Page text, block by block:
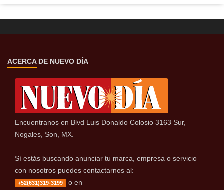
ACERCA DE NUEVO DÍA
Encuentranos en Blvd Luis Donaldo Colosio 3163 Sur,
Nogales, Son, MX.
Sí estás buscando anunciar tu marca, empresa o servicio
con nosotros puedes contactarnos al:
+52(631)319-3199 o en